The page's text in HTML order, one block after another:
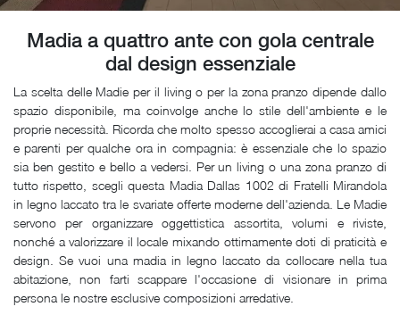
Madia a quattro ante con gola centrale
dal design essenziale
La scelta delle Madie per il living o per la zona pranzo dipende dallo
spazio disponibile, ma coinvolge anche lo stile dell'ambiente e le
proprie necessità. Ricorda che molto spesso accoglierai a casa amici
e parenti per qualche ora in compagnia: è essenziale che lo spazio
sia ben gestito e bello a vedersi. Per un living o una zona pranzo di
tutto rispetto, scegli questa Madia Dallas 1002 di Fratelli Mirandola
in legno laccato tra le svariate offerte moderne dell'azienda. Le Madie
servono per organizzare oggettistica assortita, volumi e riviste,
nonché a valorizzare il locale mixando ottimamente doti di praticità e
design. Se vuoi una madia in legno laccato da collocare nella tua
abitazione, non farti scappare l'occasione di visionare in prima
persona le nostre esclusive composizioni arredative.